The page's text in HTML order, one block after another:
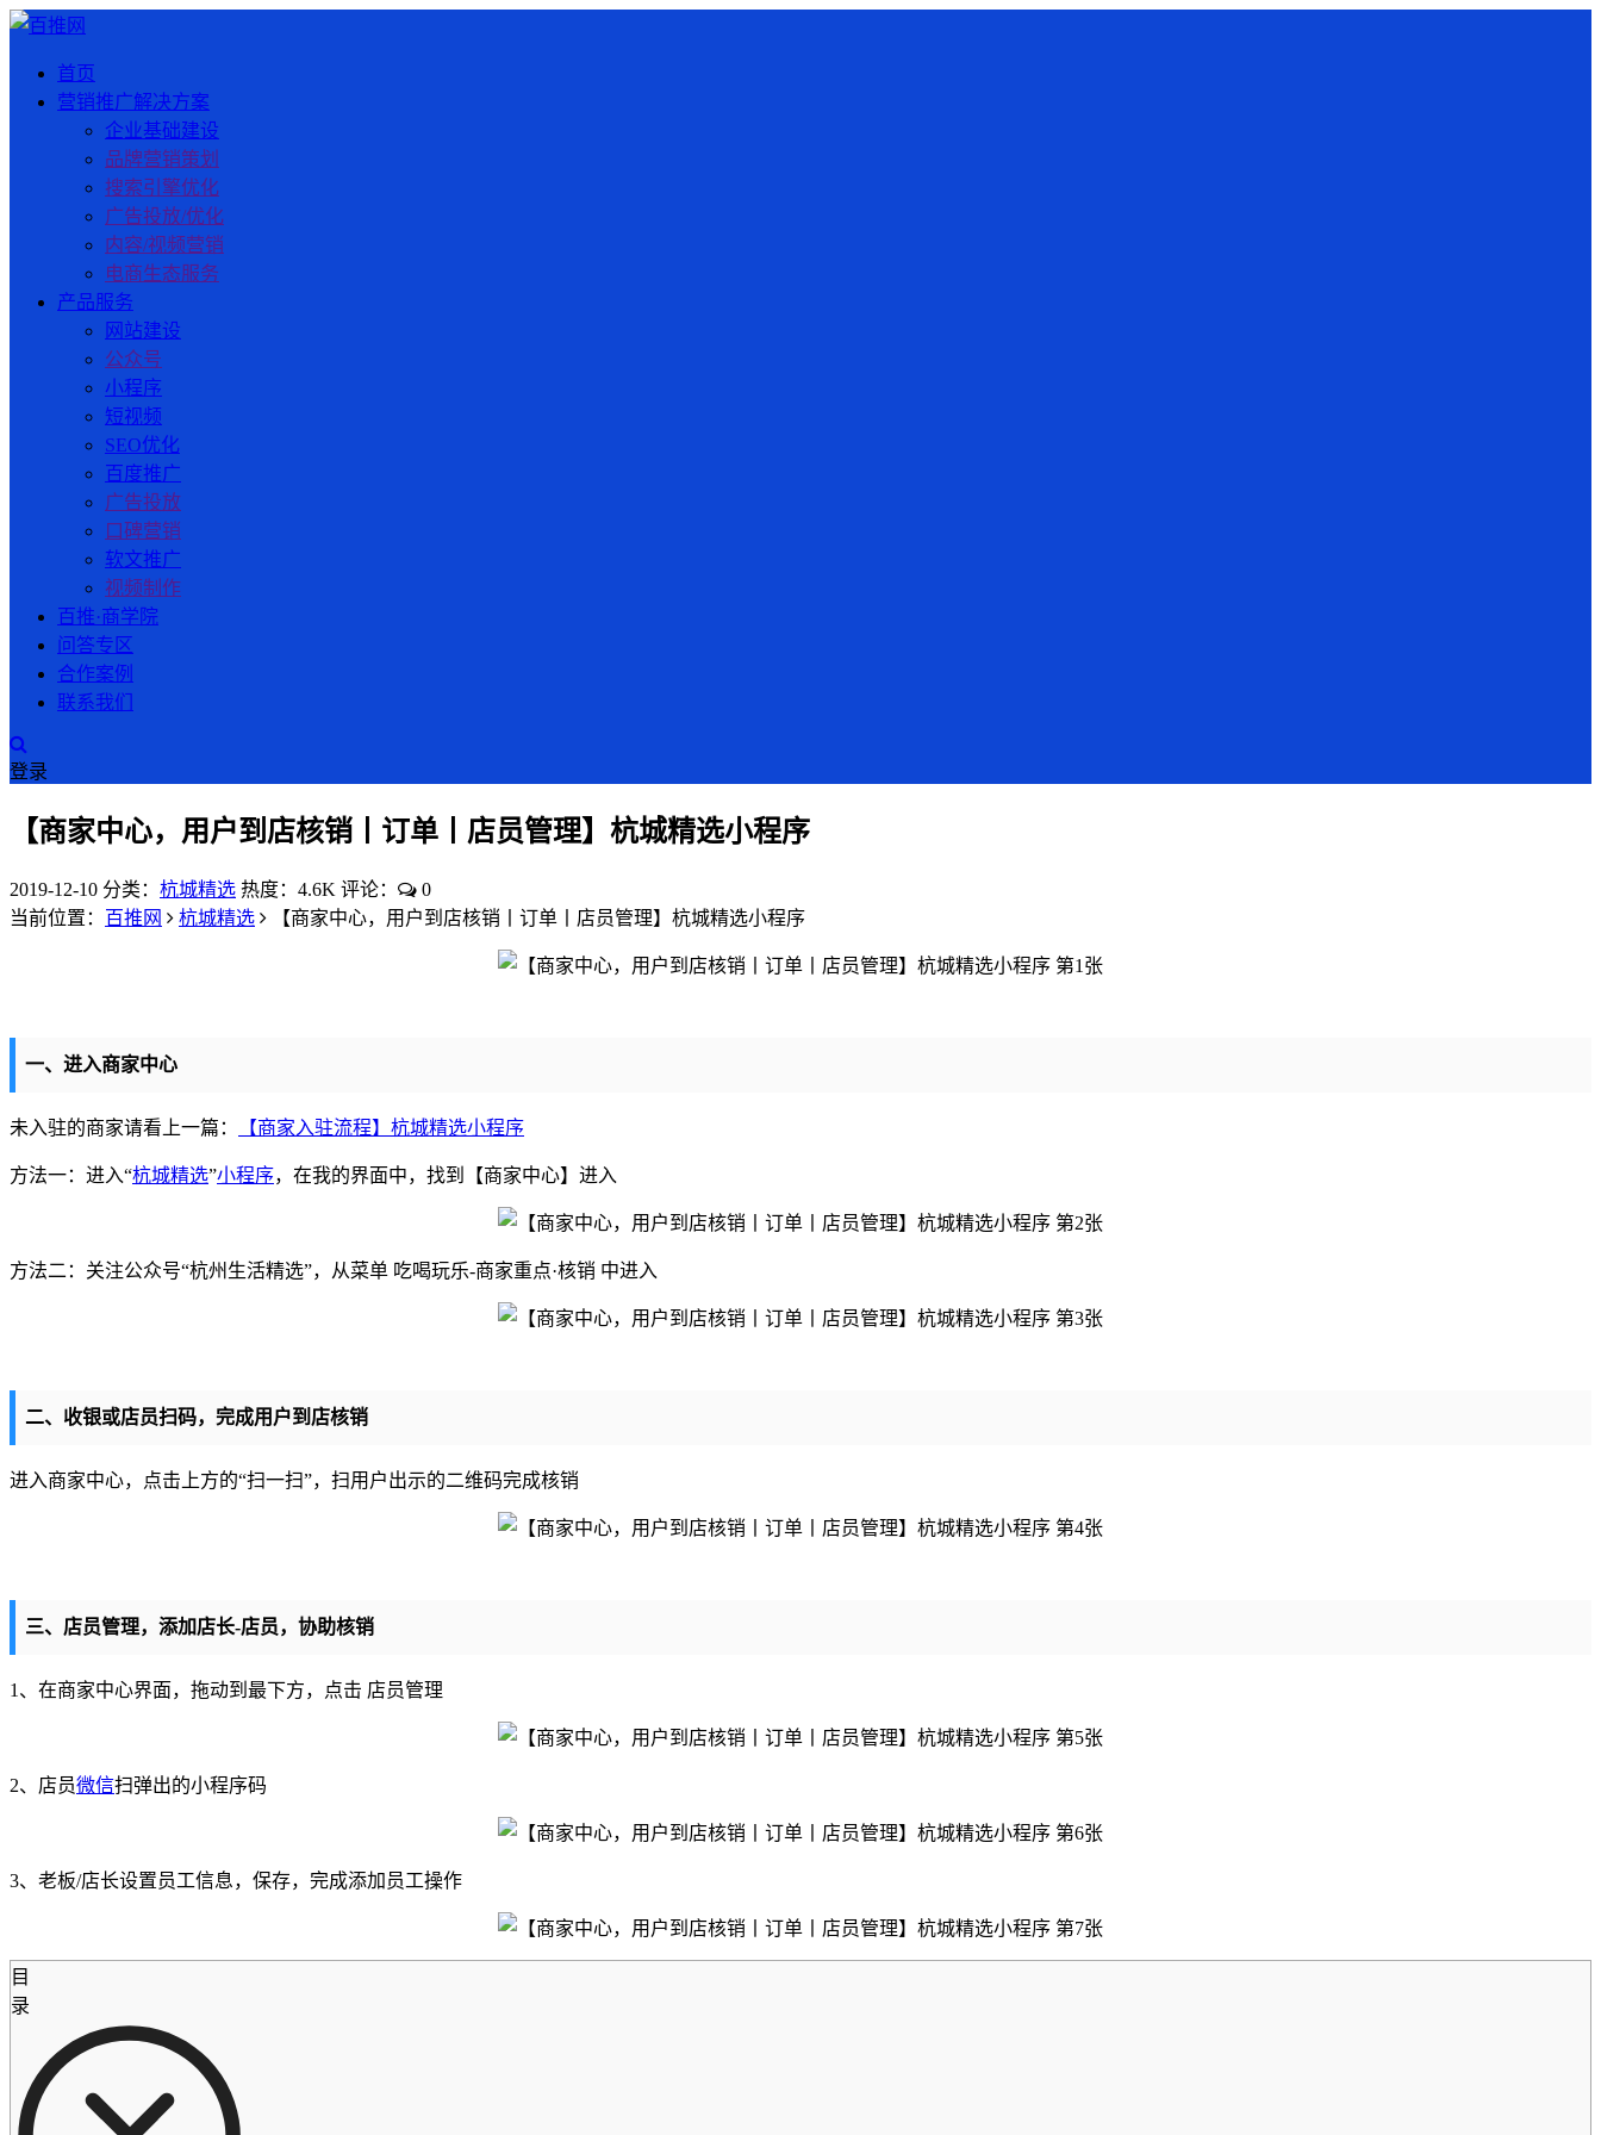
首页
营销推广解决方案
企业基础建设
品牌营销策划
搜索引擎优化
广告投放/优化
内容/视频营销
电商生态服务
产品服务
网站建设
公众号
小程序
短视频
SEO优化
百度推广
广告投放
口碑营销
软文推广
视频制作
百推·商学院
问答专区
合作案例
联系我们
登录
【商家中心，用户到店核销丨订单丨店员管理】杭城精选小程序
2019-12-10 分类： 杭城精选 热度：4.6K 评论：
0
当前位置： 百推网 杭城精选 【商家中心，用户到店核销丨订单丨店员管理】杭城精选小程序
一、进入商家中心
未入驻的商家请看上一篇： 【商家入驻流程】杭城精选小程序
方法一：进入“杭城精选”小程序，在我的界面中，找到【商家中心】进入
方法二：关注公众号“杭州生活精选”，从菜单 吃喝玩乐-商家重点·核销 中进入
二、收银或店员扫码，完成用户到店核销
进入商家中心，点击上方的“扫一扫”，扫用户出示的二维码完成核销
三、店员管理，添加店长-店员，协助核销
1、在商家中心界面，拖动到最下方，点击 店员管理
2、店员微信扫弹出的小程序码
3、老板/店长设置员工信息，保存，完成添加员工操作
目
录